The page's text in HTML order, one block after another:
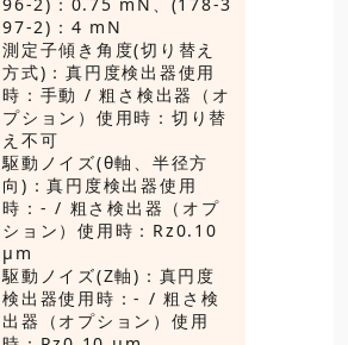
97-2)：4 mN
測定子傾き角度(切り替え
方式)：真円度検出器使用
時：手動 / 粗さ検出器（オ
プション）使用時：切り替
え不可
駆動ノイズ(θ軸、半径方
向)：真円度検出器使用
時：- / 粗さ検出器（オプ
ション）使用時：Rz0.10
μm
駆動ノイズ(Z軸)：真円度
検出器使用時：- / 粗さ検
出器（オプション）使用